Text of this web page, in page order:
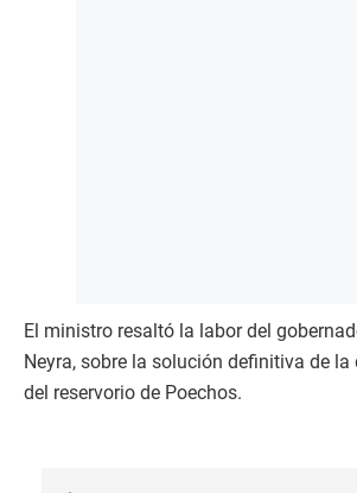
El ministro resaltó la labor del
Neyra, sobre la solución definitiva de
del reservorio de Poechos.